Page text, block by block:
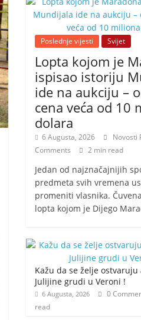
Poslednje vijesti Svijet
Lopta kojom je
ispisao istoriju
ide na aukciju –
cena veća od 10
dolara
6 Augusta, 2026 Novosti
Comments
2 min read
Jedan od najznačajnijih
predmeta svih vremena
promeniti vlasnika.
lopta kojom je Dijego
Kažu da se želje
Julijine grudi u Veroni !
6 Augusta, 2026 0
read